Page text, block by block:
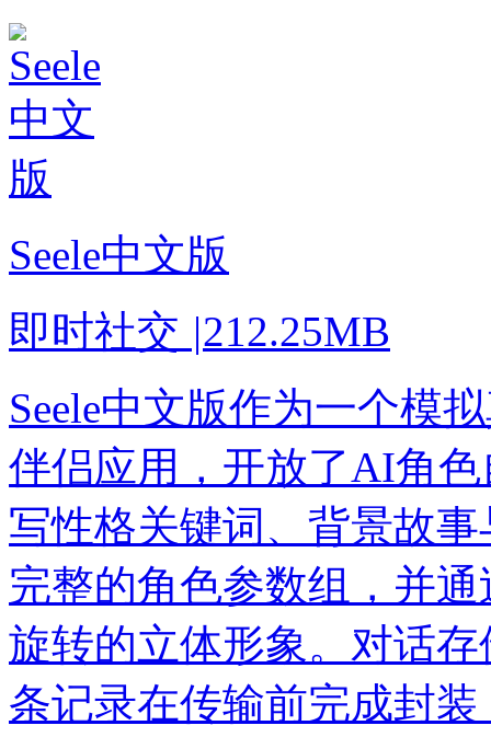
Seele中文版
即时社交 |212.25MB
Seele中文版作为一个模
伴侣应用，开放了AI角
写性格关键词、背景故
完整的角色参数组，并
旋转的立体形象。对话
条记录在传输前完成封